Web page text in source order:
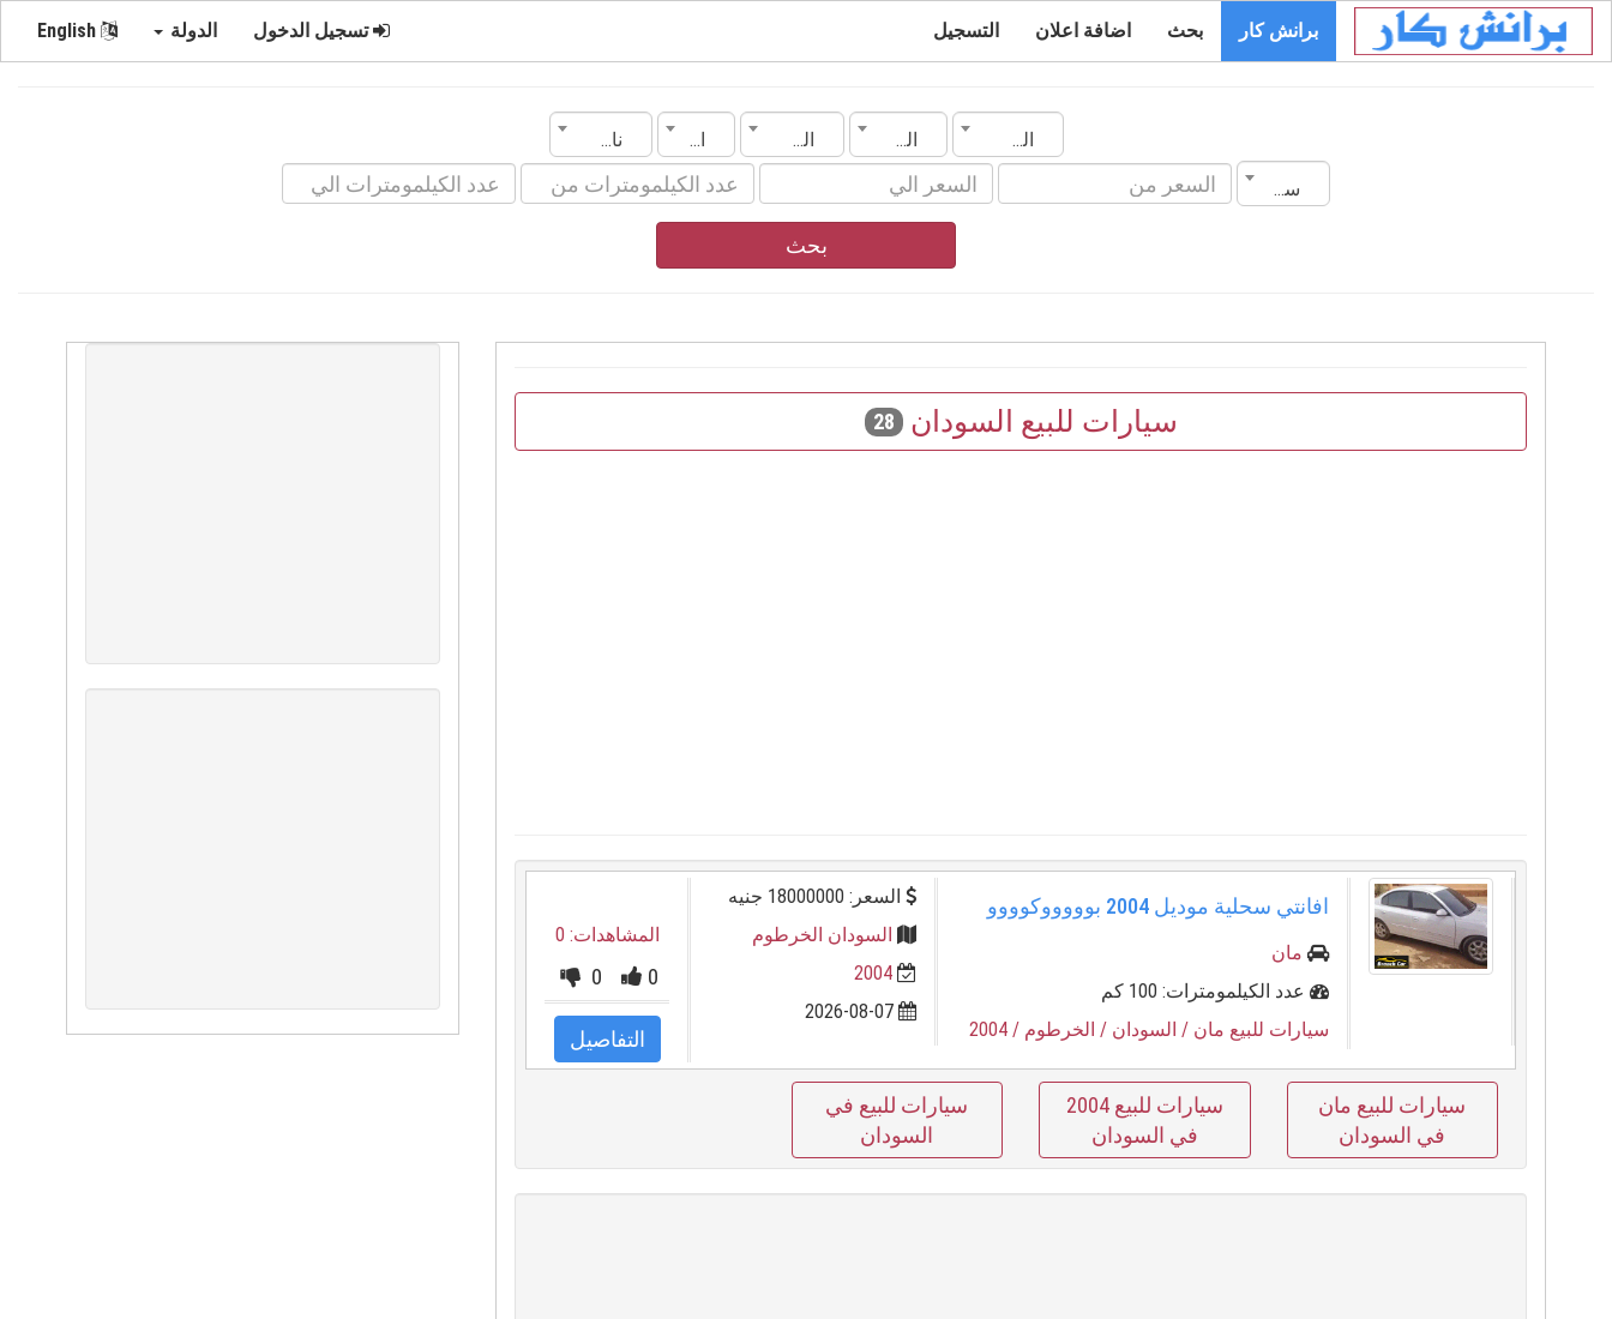
برانش كار بحث اضافة اعلان التسجيل تسجيل الدخول الدولة
السودان المدينة الماركة الموديل ناقل الحركة
سنة الصنع
بحث
سيارات للبيع السودان 28
افانتي سحلية موديل ⁦⁦2004⁩⁩ بوووووكوووو
مان
عدد الكيلمومترات: 100 كم
سيارات للبيع مان / السودان / الخرطوم / 2004
السعر: 18000000 جنيه
السودان الخرطوم
2004
2026-08-07
المشاهدات: 0
0
0
التفاصيل
سيارات للبيع مان
في السودان
سيارات للبيع 2004
في السودان
سيارات للبيع في
السودان